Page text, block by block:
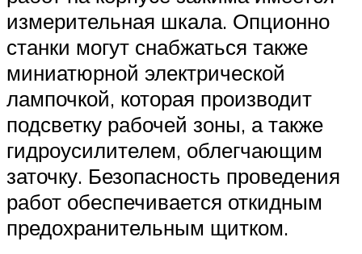
измерительная шкала. Опционно
станки могут снабжаться также
миниатюрной электрической
лампочкой, которая производит
подсветку рабочей зоны, а также
гидроусилителем, облегчающим
заточку. Безопасность проведения
работ обеспечивается откидным
предохранительным щитком.